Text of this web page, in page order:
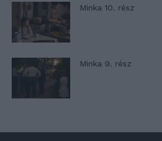
Minka 10. rész
Minka 9. rész